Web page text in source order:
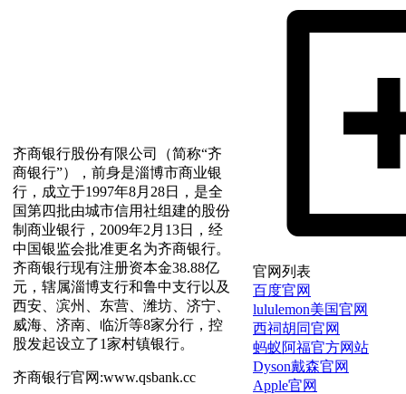
齐商银行股份有限公司（简称“齐
商银行”），前身是淄博市商业银
行，成立于1997年8月28日，是全
国第四批由城市信用社组建的股份
制商业银行，2009年2月13日，经
中国银监会批准更名为齐商银行。
齐商银行现有注册资本金38.88亿
元，辖属淄博支行和鲁中支行以及
西安、滨州、东营、潍坊、济宁、
威海、济南、临沂等8家分行，控
股发起设立了1家村镇银行。
齐商银行官网:www.qsbank.cc
官网列表
百度官网
lululemon美国官网
西祠胡同官网
蚂蚁阿福官方网站
Dyson戴森官网
Apple官网